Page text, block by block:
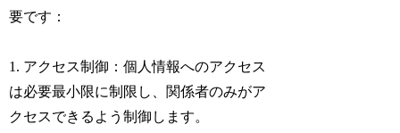
要です：
1. アクセス制御：個人情報へのアクセス
は必要最小限に制限し、関係者のみがア
クセスできるよう制御します。